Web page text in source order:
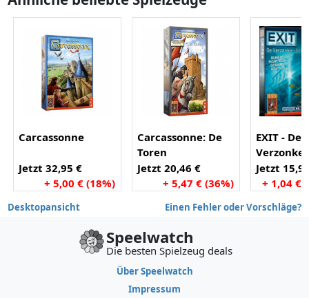
Carcassonne
Jetzt 32,95 €
+ 5,00 € (18%)
Carcassonne: De
Toren
Jetzt 20,46 €
+ 5,47 € (36%)
EXIT - De
Schat
Jetzt
+ 1,04 €
Desktopansicht Einen Fehler oder Vorschläge?
Speelwatch
Die besten Spielzeug deals
Über Speelwatch
Impressum